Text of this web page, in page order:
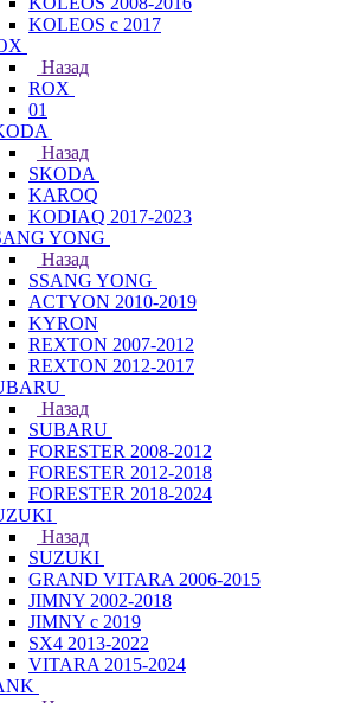
KOLEOS с 2017
Назад
ROX
01
Назад
SKODA
KAROQ
KODIAQ 2017-2023
YONG
Назад
SSANG YONG
ACTYON 2010-2019
KYRON
REXTON 2007-2012
REXTON 2012-2017
Назад
SUBARU
FORESTER 2008-2012
FORESTER 2012-2018
FORESTER 2018-2024
Назад
SUZUKI
GRAND VITARA 2006-2015
JIMNY 2002-2018
JIMNY с 2019
SX4 2013-2022
VITARA 2015-2024